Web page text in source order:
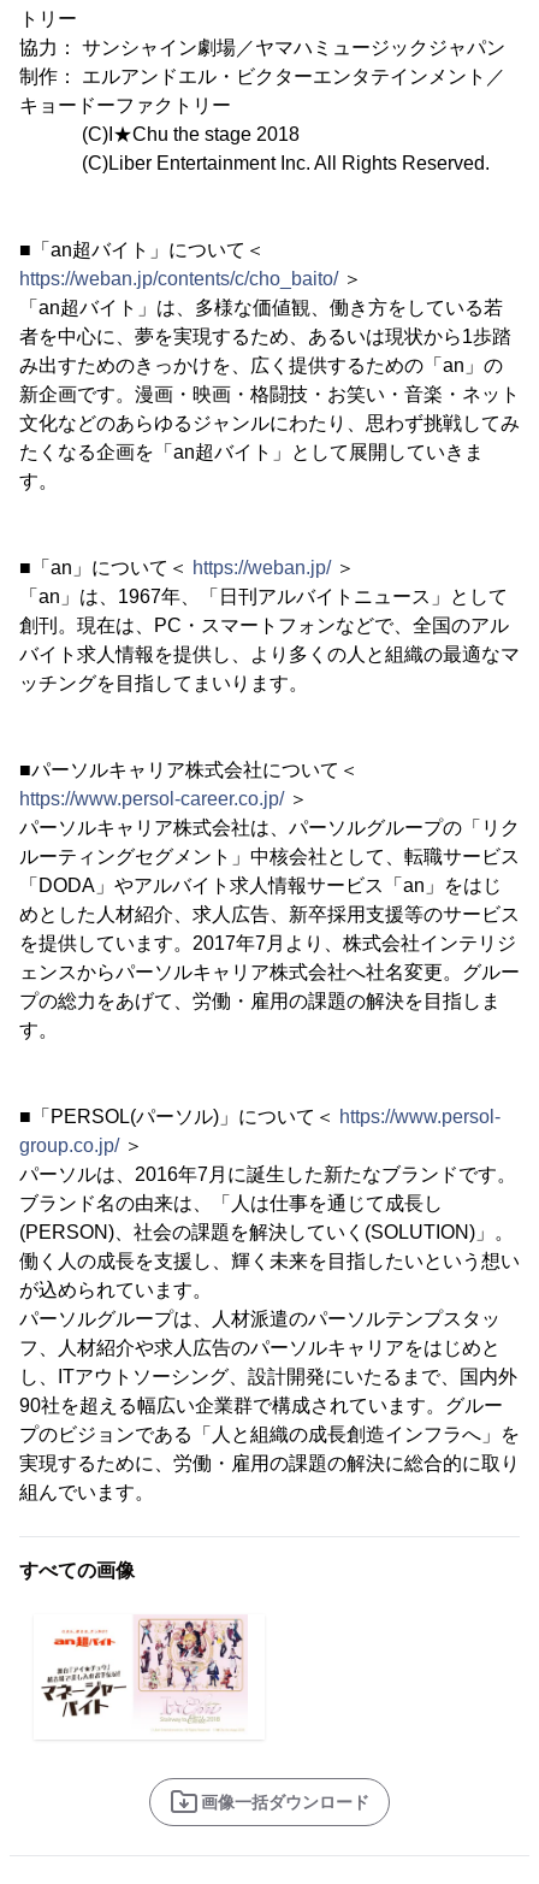
トリー
協力： サンシャイン劇場／ヤマハミュージックジャパン
制作： エルアンドエル・ビクターエンタテインメント／
キョードーファクトリー
(C)I★Chu the stage 2018
(C)Liber Entertainment Inc. All Rights Reserved.
■「an超バイト」について＜
https://weban.jp/contents/c/cho_baito/＞
「an超バイト」は、多様な価値観、働き方をしている若
者を中心に、夢を実現するため、あるいは現状から1歩踏
み出すためのきっかけを、広く提供するための「an」の
新企画です。漫画・映画・格闘技・お笑い・音楽・ネット
文化などのあらゆるジャンルにわたり、思わず挑戦してみ
たくなる企画を「an超バイト」として展開していきま
す。
■「an」について＜ https://weban.jp/＞
「an」は、1967年、「日刊アルバイトニュース」として
創刊。現在は、PC・スマートフォンなどで、全国のアル
バイト求人情報を提供し、より多くの人と組織の最適なマ
ッチングを目指してまいります。
■パーソルキャリア株式会社について＜
https://www.persol-career.co.jp/＞
パーソルキャリア株式会社は、パーソルグループの「リク
ルーティングセグメント」中核会社として、転職サービス
「DODA」やアルバイト求人情報サービス「an」をはじ
めとした人材紹介、求人広告、新卒採用支援等のサービス
を提供しています。2017年7月より、株式会社インテリジ
ェンスからパーソルキャリア株式会社へ社名変更。グルー
プの総力をあげて、労働・雇用の課題の解決を目指しま
す。
■「PERSOL(パーソル)」について＜ https://www.persol-
group.co.jp/＞
パーソルは、2016年7月に誕生した新たなブランドです。
ブランド名の由来は、「人は仕事を通じて成長し
(PERSON)、社会の課題を解決していく(SOLUTION)」。
働く人の成長を支援し、輝く未来を目指したいという想い
が込められています。
パーソルグループは、人材派遣のパーソルテンプスタッ
フ、人材紹介や求人広告のパーソルキャリアをはじめと
し、ITアウトソーシング、設計開発にいたるまで、国内外
90社を超える幅広い企業群で構成されています。グルー
プのビジョンである「人と組織の成長創造インフラへ」を
実現するために、労働・雇用の課題の解決に総合的に取り
組んでいます。
すべての画像
画像一括ダウンロード